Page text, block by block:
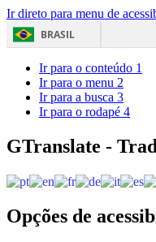
Ir direto para menu de
BRASIL
Ir para o conteúdo 1
Ir para o menu 2
Ir para a busca 3
Ir para o rodapé 4
GTranslate -
Opções de